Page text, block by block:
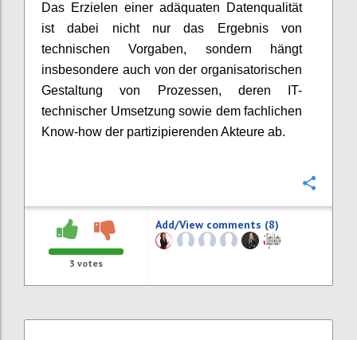
Das Erzielen einer adäquaten Datenqualität
ist dabei nicht nur das Ergebnis von
technischen Vorgaben, sondern hängt
insbesondere auch von der organisatorischen
Gestaltung von Prozessen, deren IT-
technischer Umsetzung sowie dem fachlichen
Know-how der partizipierenden Akteure ab.
3 votes
Add/View comments (8)